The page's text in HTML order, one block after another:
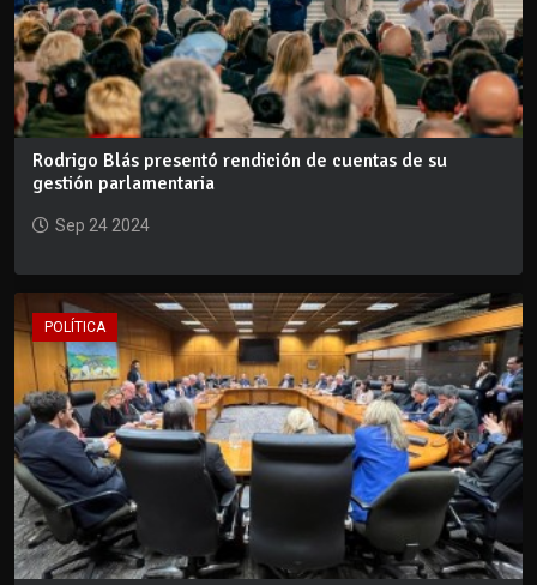
Rodrigo Blás presentó rendición de cuentas de su
gestión parlamentaria
Sep 24 2024
POLÍTICA